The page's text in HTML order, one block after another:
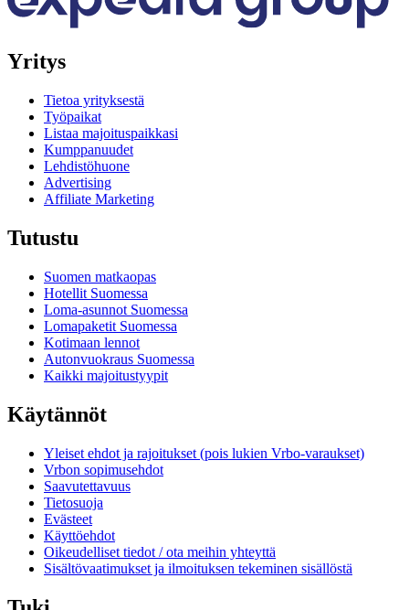
Yritys
Tietoa yrityksestä
Työpaikat
Listaa majoituspaikkasi
Kumppanuudet
Lehdistöhuone
Advertising
Affiliate Marketing
Tutustu
Suomen matkaopas
Hotellit Suomessa
Loma-asunnot Suomessa
Lomapaketit Suomessa
Kotimaan lennot
Autonvuokraus Suomessa
Kaikki majoitustyypit
Käytännöt
Yleiset ehdot ja rajoitukset (pois lukien Vrbo-varaukset)
Vrbon sopimusehdot
Saavutettavuus
Tietosuoja
Evästeet
Käyttöehdot
Oikeudelliset tiedot / ota meihin yhteyttä
Sisältövaatimukset ja ilmoituksen tekeminen sisällöstä